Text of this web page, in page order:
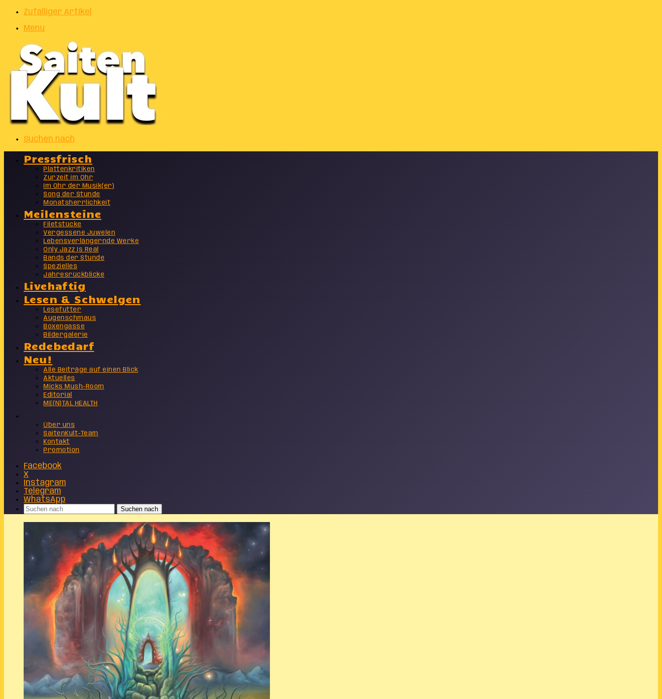
Zufälliger Artikel
Menu
Suchen nach
Pressfrisch
Plattenkritiken
Zurzeit im Ohr
Im Ohr der Musik(er)
Song der Stunde
Monatsherrlichkeit
Meilensteine
Filetstücke
Vergessene Juwelen
Lebensverlängernde Werke
Only Jazz Is Real
Bands der Stunde
Spezielles
Jahresrückblicke
Livehaftig
Lesen & Schwelgen
Lesefutter
Augenschmaus
Boxengasse
Bildergalerie
Redebedarf
Neu!
Alle Beiträge auf einen Blick
Aktuelles
Micks Mush-Room
Editorial
ME(N)TAL HEALTH
Über uns
SaitenKult-Team
Kontakt
Promotion
Facebook
X
Instagram
Telegram
WhatsApp
Suchen nach